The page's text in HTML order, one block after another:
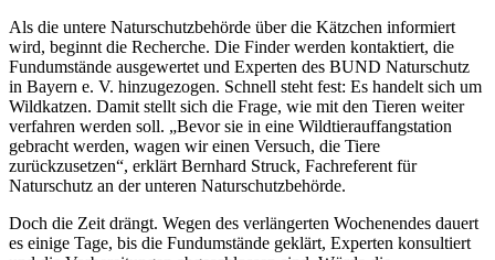
Als die untere Naturschutzbehörde über die Kätzchen informiert
wird, beginnt die Recherche. Die Finder werden kontaktiert, die
Fundumstände ausgewertet und Experten des BUND Naturschutz
in Bayern e. V. hinzugezogen. Schnell steht fest: Es handelt sich um
Wildkatzen. Damit stellt sich die Frage, wie mit den Tieren weiter
verfahren werden soll. „Bevor sie in eine Wildtierauffangstation
gebracht werden, wagen wir einen Versuch, die Tiere
zurückzusetzen“, erklärt Bernhard Struck, Fachreferent für
Naturschutz an der unteren Naturschutzbehörde.
Doch die Zeit drängt. Wegen des verlängerten Wochenendes dauert
es einige Tage, bis die Fundumstände geklärt, Experten konsultiert